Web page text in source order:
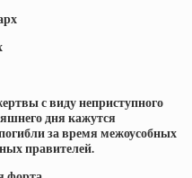
с виду неприступного
дня кажутся
за время межоусобных
правителей.